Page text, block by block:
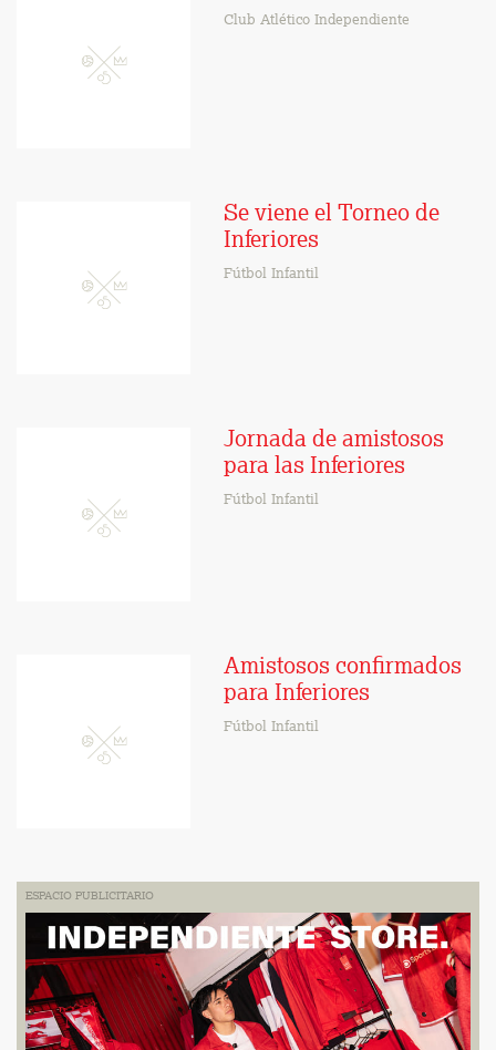
Club Atlético Independiente
Se viene el Torneo de
Inferiores
Fútbol Infantil
Jornada de amistosos
para las Inferiores
Fútbol Infantil
Amistosos confirmados
para Inferiores
Fútbol Infantil
ESPACIO PUBLICITARIO